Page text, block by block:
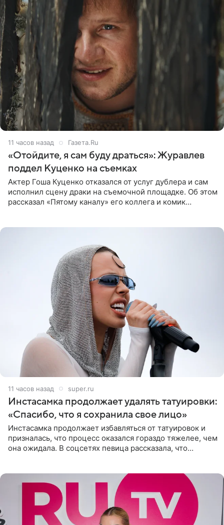
11 часов назад Газета.Ru
«Отойдите, я сам буду драться»: Журавлев
поддел Куценко на съемках
Актер Гоша Куценко отказался от услуг дублера и сам
исполнил сцену драки на съемочной площадке. Об этом
рассказал «Пятому каналу» его коллега и комик
11 часов назад super.ru
Инстасамка продолжает удалять татуировки:
«Спасибо, что я сохранила свое лицо»
Инстасамка продолжает избавляться от татуировок и
призналась, что процесс оказался гораздо тяжелее, чем
она ожидала. В соцсетях певица рассказала, что